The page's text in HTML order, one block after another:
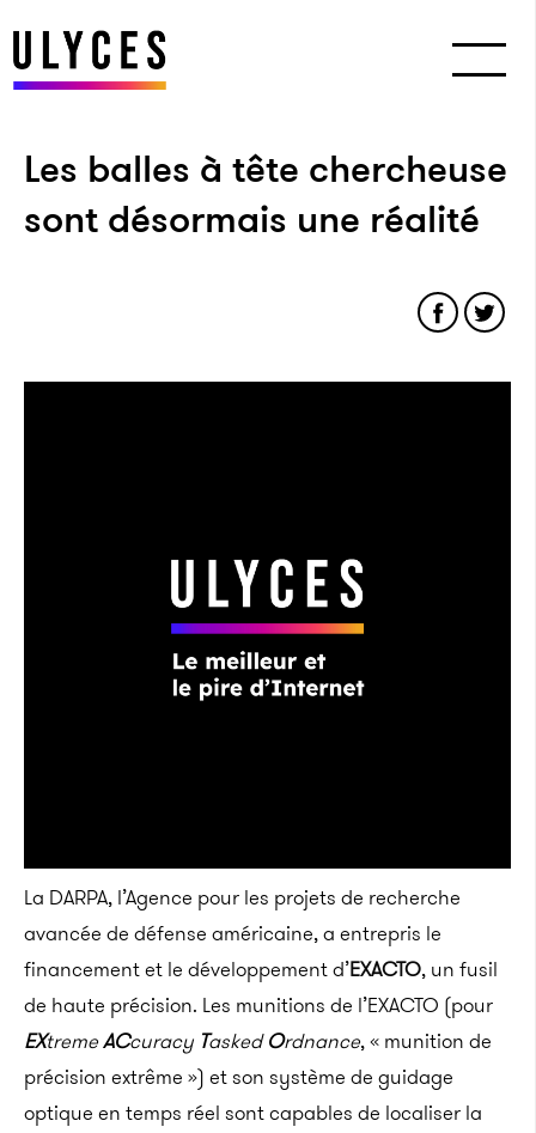
Les balles à tête chercheuse
sont désormais une réalité
La DARPA, l’Agence pour les projets de recherche
avancée de défense américaine, a entrepris le
financement et le développement d’EXACTO, un fusil
de haute précision. Les munitions de l’EXACTO (pour
EXtremeACcuracy TaskedOrdnance, « munition de
précision extrême ») et son système de guidage
optique en temps réel sont capables de localiser la